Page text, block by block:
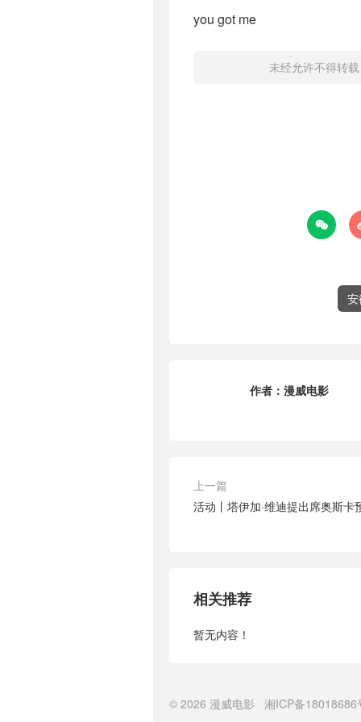
you got me
未经允许不得转

安
作者： 漫威电影
上一篇
活动丨塔伊加·维迪提出席奥斯
相关推荐
暂无内容！
© 2026 漫威电影 湘ICP备18018686